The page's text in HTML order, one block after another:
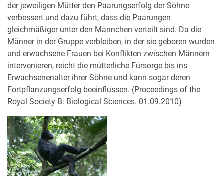
der jeweiligen Mütter den Paarungserfolg der Söhne
verbessert und dazu führt, dass die Paarungen
gleichmäßiger unter den Männchen verteilt sind. Da die
Männer in der Gruppe verbleiben, in der sie geboren wurden
und erwachsene Frauen bei Konflikten zwischen Männern
intervenieren, reicht die mütterliche Fürsorge bis ins
Erwachsenenalter ihrer Söhne und kann sogar deren
Fortpflanzungserfolg beeinflussen. (Proceedings of the
Royal Society B: Biological Sciences. 01.09.2010)